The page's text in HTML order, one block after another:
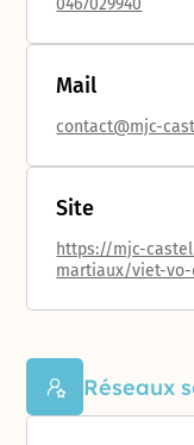
0467029940
Mail
contact@mjc-
Site
https://mjc-
martiaux/viet-vo-
Réseaux